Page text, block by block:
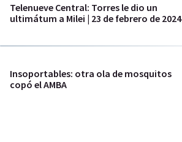
Telenueve Central: Torres le dio un
ultimátum a Milei | 23 de febrero de 2024
Insoportables: otra ola de mosquitos
copó el AMBA